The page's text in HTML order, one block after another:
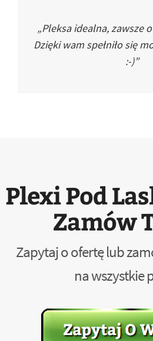
„Pleksa idealna, zawsze
Dzięki wam spełniło się
:-)”
Plexi Pod
Zamów
Zapytaj o ofertę lub
na wszystkie